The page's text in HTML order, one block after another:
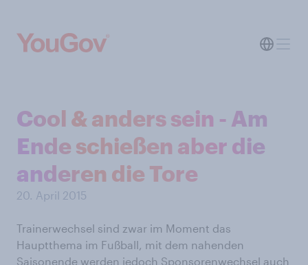
Cool & anders sein - Am
Ende schießen aber die
anderen die Tore
20. April 2015
Trainerwechsel sind zwar im Moment das
Hauptthema im Fußball, mit dem nahenden
Saisonende werden jedoch Sponsorenwechsel auch